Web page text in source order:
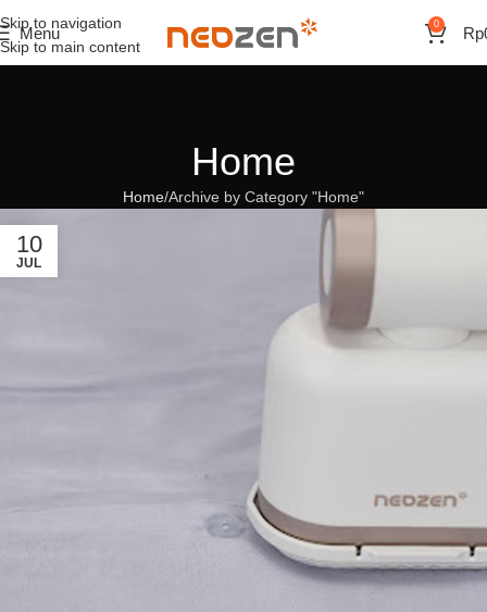
Skip to navigation
Skip to main content
Menu 0 Rp
Home
Home Archive by Category "Home"
10
JUL